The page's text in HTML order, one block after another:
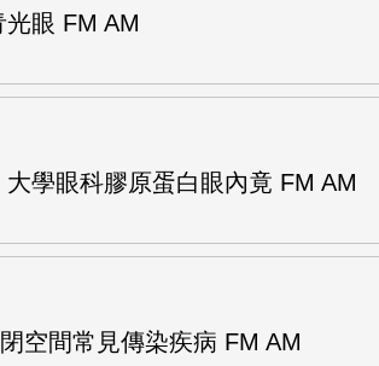
眼 FM AM
學眼科膠原蛋白眼內竟 FM AM
空間常見傳染疾病 FM AM